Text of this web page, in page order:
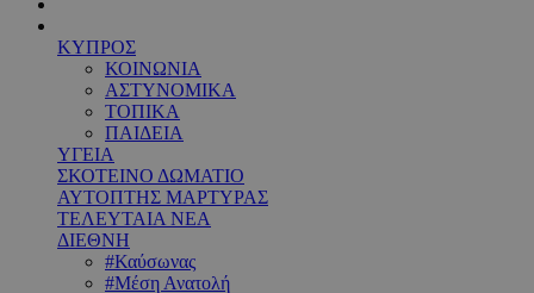
ΚΥΠΡΟΣ
ΚΟΙΝΩΝΙΑ
ΑΣΤΥΝΟΜΙΚΑ
ΤΟΠΙΚΑ
ΠΑΙΔΕΙΑ
ΥΓΕΙΑ
ΣΚΟΤΕΙΝΟ ΔΩΜΑΤΙΟ
ΑΥΤΟΠΤΗΣ ΜΑΡΤΥΡΑΣ
ΤΕΛΕΥΤΑΙΑ ΝΕΑ
ΔΙΕΘΝΗ
#Καύσωνας
#Μέση Ανατολή